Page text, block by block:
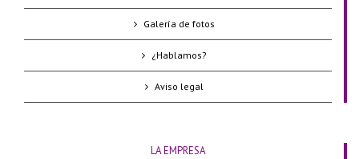
Galería de fotos
¿Hablamos?
Aviso legal
LA EMPRESA